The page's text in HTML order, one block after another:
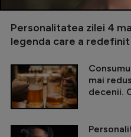
Personalitatea zilei 4
legenda care a
mai
decenii.